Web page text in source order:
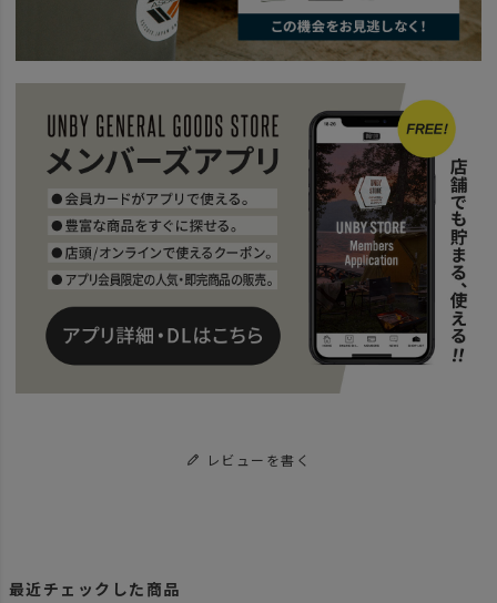
レビューを書く
最近チェックした商品